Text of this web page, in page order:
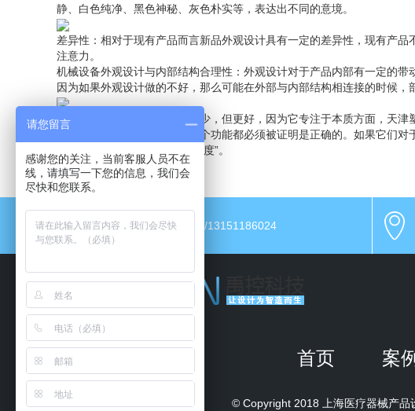
静、白色纯净、黑色神秘、灰色朴实等，表达出不同的意境。
差异性：相对于现有产品而言新品外观设计具有一定的差异性，现有产
注意力。
机械设备外观设计与内部结构合理性：外观设计对于产品内部有一定的
因为如果外观设计做的不好，那么可能在外部与内部结构相连接的时候
好的设计是尽可能少的设计：少，但更好，因为它专注于本质方面，天
和优雅，在设计过程中，每一个功能都必须被证明是正确的。如果它们
创造的产品不应该感到“设计过度”。
电话：13151186024/13151186024
首页 案
© Copyright 2018 上海医疗器械产品
请您留言
感谢您的关注，当前客服人员不在
线，请填写一下您的信息，我们会
尽快和您联系。